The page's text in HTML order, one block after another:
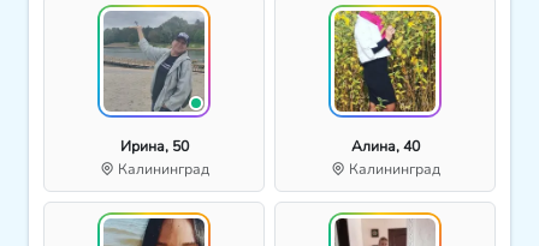
Ирина, 50
Калининград
Алина, 40
Калининград